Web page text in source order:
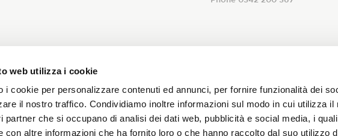
web utilizza i cookie
i cookie per personalizzare contenuti ed annunci, per fornire funzionalità dei
il nostro traffico. Condividiamo inoltre informazioni sul modo in cui utilizza il
partner che si occupano di analisi dei dati web, pubblicità e social media, i
con altre informazioni che ha fornito loro o che hanno raccolto dal suo utilizzo
Subscribe to our
newsletter!
every month and promotions on our fabrics!
I declare that I have read
consent to the treatment
subscription to the Tessuti